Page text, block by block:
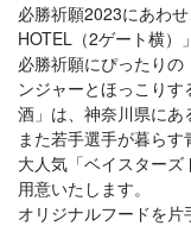
必勝祈願2023にあわ
HOTEL（2ゲート横）
必勝祈願にぴったり
ンジャーとほっこり
酒」は、神奈川県にあ
また若手選手が暮ら
大人気「ベイスター
用意いたします。
オリジナルフードを片